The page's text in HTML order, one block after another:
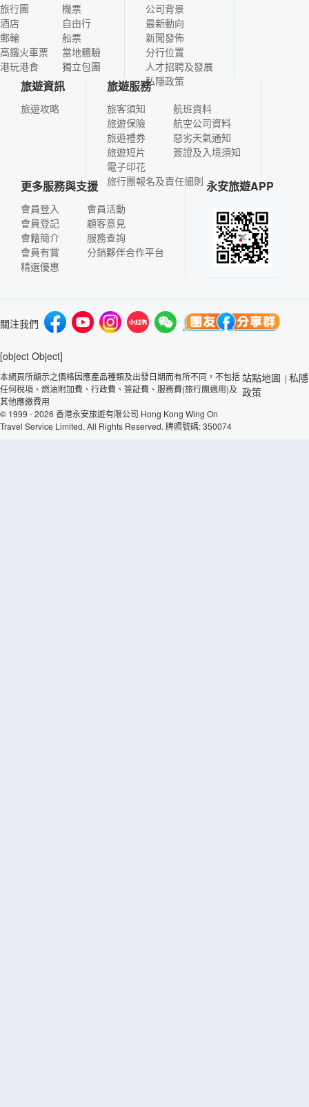
旅行團
酒店
郵輪
高鐵火車票
港玩港食
機票
自由行
船票
當地體驗
獨立包團
公司背景
最新動向
新聞發佈
分行位置
人才招聘及發展
私隱政策
旅遊資訊
旅遊攻略
旅遊服務
旅客須知
旅遊保險
旅遊禮券
旅遊短片
電子印花
航班資料
航空公司資料
惡劣天氣通知
簽證及入境須知
旅行團報名及責任細則
更多服務與支援
會員登入
會員登記
會籍簡介
會員有賞
精選優惠
會員活動
顧客意見
服務查詢
分銷夥伴合作平台
永安旅遊APP
關注我們
[object Object]
本網頁所顯示之價格因應產品種類及出發日期而有所不同，不包括
任何稅項、燃油附加費、行政費、簽証費、服務費(旅行團適用)及
其他應繳費用
© 1999 - 2026 香港永安旅遊有限公司 Hong Kong Wing On
Travel Service Limited. All Rights Reserved. 牌照號碼: 350074
站點地圖 | 私隱
政策